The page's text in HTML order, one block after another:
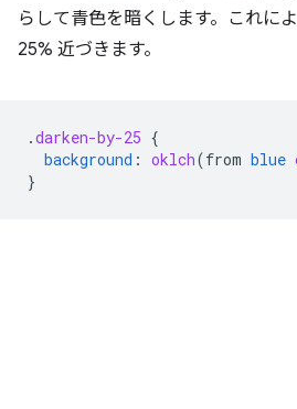
らして青色を暗くします。これに
25% 近づきます。
.darken-by-25 {
background : oklch(from blue
}